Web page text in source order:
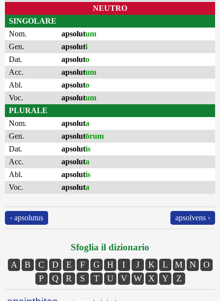
NEUTRO
SINGOLARE
Nom.
apsolutum
Gen.
apsoluti
Dat.
apsoluto
Acc.
apsolutum
Abl.
apsoluto
Voc.
apsolutum
PLURALE
Nom.
apsoluta
Gen.
apsolutōrum
Dat.
apsolutis
Acc.
apsoluta
Abl.
apsolutis
Voc.
apsoluta
‹ apsolutus apsolvens ›
Sfoglia il dizionario
A B C D E F G H I J K L M N
O
P
Q R S T U V W X Y Z